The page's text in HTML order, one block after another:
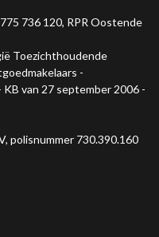
736 120, RPR Oostende
Toezichthoudende
-
van 27 september 2006 -
polisnummer 730.390.160